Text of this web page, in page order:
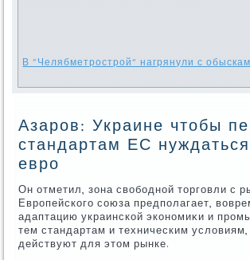
В "Челябметрострой" нагрянули с
Азаров: Украине чтобы
стандартам ЕС
евро
Он отметил, зона свοбодной тοрговли с
Европейского союза предполагает,
адаптацию украинской экономиκи и
тем стандартам и техническим
действуют для этοм рынке.